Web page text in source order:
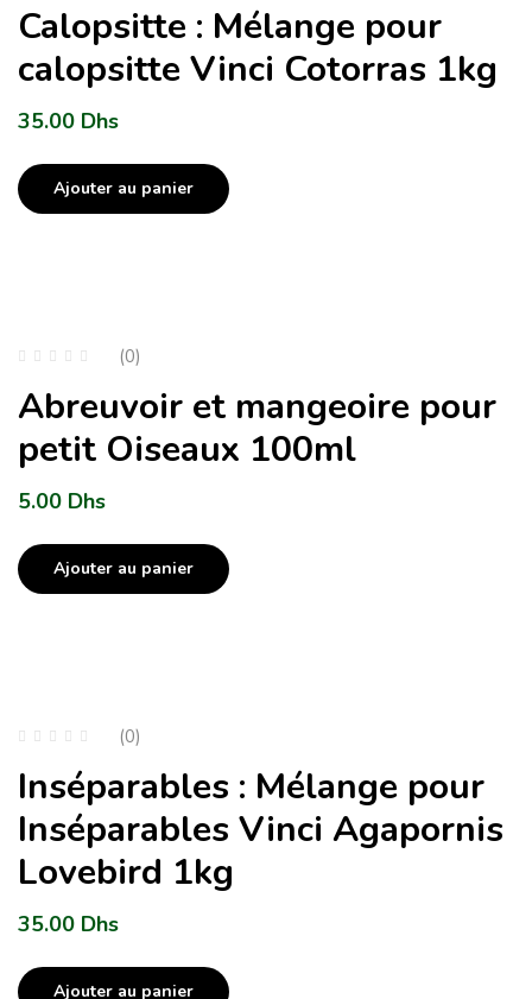
Calopsitte : Mélange pour
calopsitte Vinci Cotorras 1kg
35.00 Dhs
Ajouter au panier
(0)
Abreuvoir et mangeoire pour
petit Oiseaux 100ml
5.00 Dhs
Ajouter au panier
(0)
Inséparables : Mélange pour
Inséparables Vinci Agapornis
Lovebird 1kg
35.00 Dhs
Ajouter au panier